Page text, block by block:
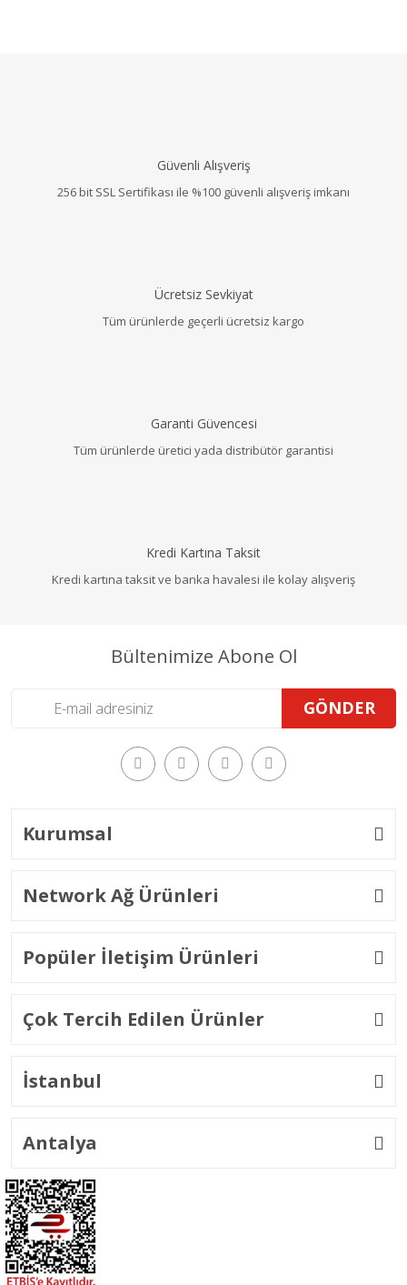
Güvenli Alışveriş
256 bit SSL Sertifikası ile %100 güvenli alışveriş imkanı
Ücretsiz Sevkiyat
Tüm ürünlerde geçerli ücretsiz kargo
Garanti Güvencesi
Tüm ürünlerde üretici yada distribütör garantisi
Kredi Kartına Taksit
Kredi kartına taksit ve banka havalesi ile kolay alışveriş
Bültenimize Abone Ol
GÖNDER
Kurumsal
Network Ağ Ürünleri
Popüler İletişim Ürünleri
Çok Tercih Edilen Ürünler
İstanbul
Antalya